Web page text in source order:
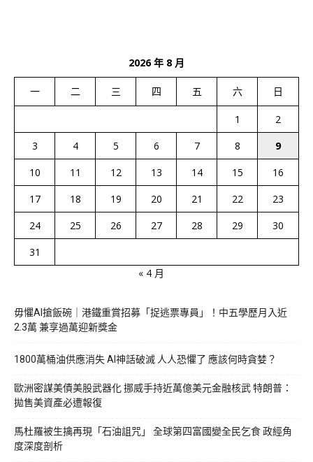
2026 年 8 月
一 二 三 四 五 六 日
1
2
3
4 5 6 7 8
9
10
11 12 13 14 15
16
17
18 19 20 21 22
23
24
25 26 27 28 29
30
31
« 4 月
毋懼AI搶飯碗｜港鐵重賞招募「捉逃票專員」！中五學歷月入近
2.3萬 兼享過萬迎新獎金
1800萬桶油供應消失 AI神話破滅 人人恐懼了 應該何時貪婪？
歐洲密謀美債美股武器化 挪威手持近萬億美元金融核武 特朗普：
拋售美資產必遭報復
馬杜羅被生擒再現「石油詛咒」 全球第四富國變全民乞食 政經角
度深度剖析